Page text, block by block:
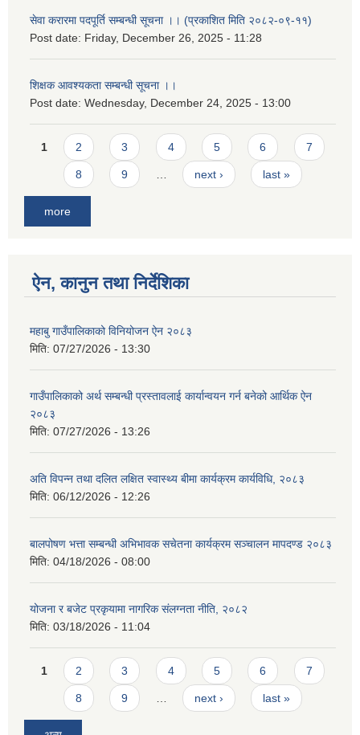
सेवा करारमा पदपूर्ति सम्बन्धी सूचना ।। (प्रकाशित मिति २०८२-०९-११)
Post date: Friday, December 26, 2025 - 11:28
शिक्षक आवश्यकता सम्बन्धी सूचना ।।
Post date: Wednesday, December 24, 2025 - 13:00
Pages
1 2 3 4 5 6 7
8 9 next › last »
more
ऐन, कानुन तथा निर्देशिका
महाबु गाउँपालिकाको विनियोजन ऐन २०८३
मिति: 07/27/2026 - 13:30
गाउँपालिकाको अर्थ सम्बन्धी प्रस्तावलाई कार्यान्वयन गर्न बनेको आर्थिक ऐन
२०८३
मिति: 07/27/2026 - 13:26
अति विपन्न तथा दलित लक्षित स्वास्थ्य बीमा कार्यक्रम कार्यविधि, २०८३
मिति: 06/12/2026 - 12:26
बालपोषण भत्ता सम्बन्धी अभिभावक सचेतना कार्यक्रम सञ्चालन मापदण्ड २०८३
मिति: 04/18/2026 - 08:00
योजना र बजेट प्रकृयामा नागरिक संलग्नता नीति, २०८२
मिति: 03/18/2026 - 11:04
Pages
1 2 3 4 5 6 7
8 9 next › last »